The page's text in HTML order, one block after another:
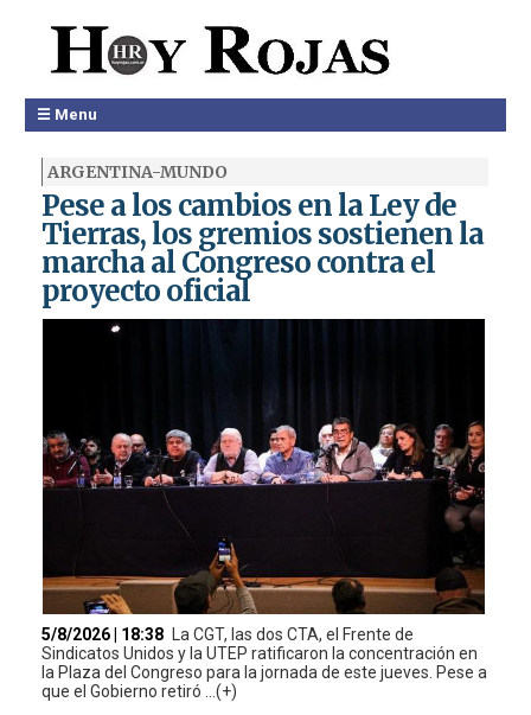
☰ Menu
ARGENTINA-MUNDO
Pese a los cambios en la Ley de
Tierras, los gremios sostienen la
marcha al Congreso contra el
proyecto oficial
5/8/2026 | 18:38
La CGT, las dos CTA, el Frente de
Sindicatos Unidos y la UTEP ratificaron la concentración en
la Plaza del Congreso para la jornada de este jueves. Pese a
que el Gobierno retiró ...(+)